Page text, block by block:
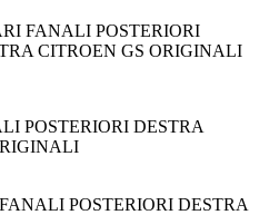
FANALI POSTERIORI
CITROEN GS ORIGINALI